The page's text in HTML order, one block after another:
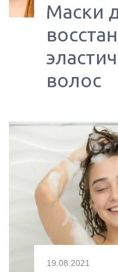
Маски
волос
19.08.2021